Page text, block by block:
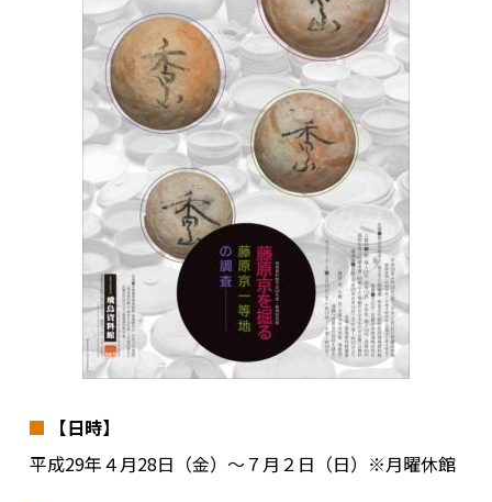
【日時】
平成29年４月28日（金）～７月２日（日）※月曜休館